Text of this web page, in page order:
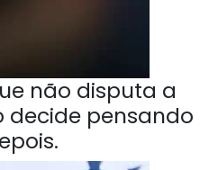
não disputa a
decide pensando